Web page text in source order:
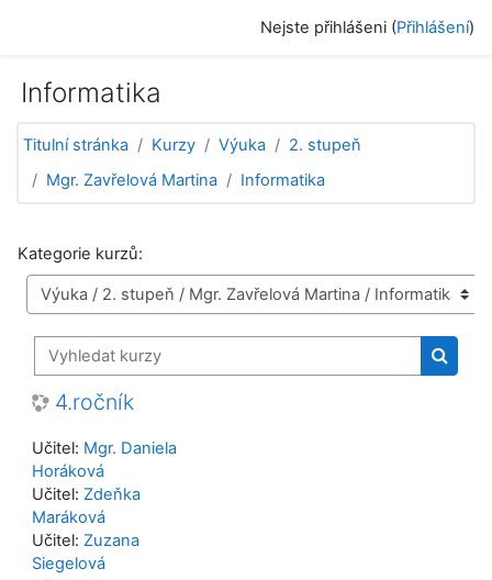
Nejste přihlášeni (Přihlášení)
Informatika
Titulní stránka Kurzy Výuka
2. stupeň
Mgr. Zavřelová Martina
Informatika
Kategorie kurzů:
Vyhledat kurzy
4.ročník
Učitel: Mgr. Daniela
Horáková
Učitel: Zdeňka
Maráková
Učitel: Zuzana
Siegelová